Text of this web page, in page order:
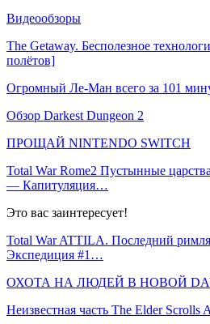
Видеообзоры
The Getaway. Бесполезное
полётов]
Огромный Ле-Ман всего за 101
Обзор Darkest Dungeon 2
ПРОЩАЙ NINTENDO SWITCH
Total War Rome2 Пустынные
— Капитуляция…
Это вас заинтересует!
Total War ATTILA. Последний
Экспедиция #1…
ОХОТА НА ЛЮДЕЙ В НОВОЙ
Неизвестная часть The Elder Scrolls